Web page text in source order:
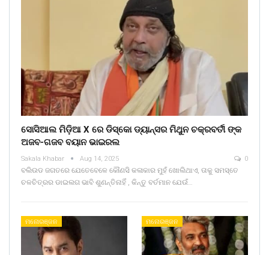
ସୋସିଆଲ ମିଡ଼ିଆ X ରେ ଡିସ୍କୋ ଡ୍ୟାନ୍ସର ମିଥୁନ ଚକ୍ରବର୍ତୀ ଙ୍କ
ଅଜବ-ଗଜବ ବୟାନ ଭାଇରଲ
Sakala Khabar Aug 14, 2025 0
ବଲିଉଡ ଜଗତରେ ଯେତେବେଳେ କୌଣସି କଳାକାର ମୁହଁ ଖୋଲିଥାଏ, ତାକୁ ସମସ୍ତେ
ଚଳଚିତ୍ରର ଡାଇଲଗ ଭାବି ଶୁଣନ୍ତିନାହିଁ , କିନ୍ତୁ ବର୍ତମାନ ଯେଉଁ…
ମନୋରଞ୍ଜନ ମନୋରଞ୍ଜନ